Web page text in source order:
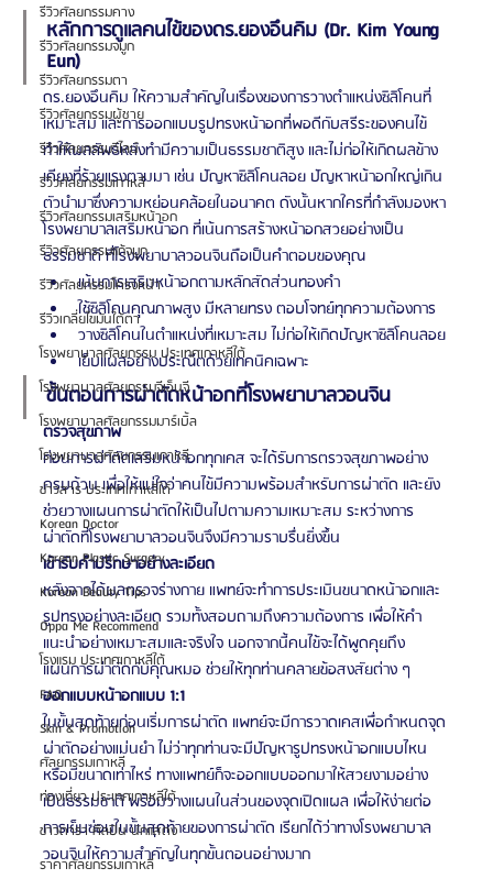
รีวิวศัลยกรรมคาง
รีวิวศัลยกรรมจมูก
รีวิวศัลยกรรมตา
รีวิวศัลยกรรมผู้ชาย
รีวิวศัลยกรรมวีไลน์
รีวิวศัลยกรรมเกาหลี
รีวิวศัลยกรรมเสริมหน้าอก
รีวิวศัลยกรรมแก้จมูก
รีวิวศัลยกรรมโครงหน้า
รีวิวเกลี่ยไขมันใต้ตา
โรงพยาบาลศัลยกรรม ประเทศเกาหลีใต้
โรงพยาบาลศัลยกรรมจีเอ็นจี
โรงพยาบาลศัลยกรรมมาร์เบิ้ล
โรงพยาบาลศัลยกรรมเกาหลี
ข่าวสาร ประเทศเกาหลีใต้
Korean Doctor
Korean Plastic Surgery
Korean Beauty Tips
Oppa Me Recommend
โรงแรม ประเทศเกาหลีใต้
FAQ
Skin & Promotion
ศัลยกรรมเกาหลี
ท่องเที่ยว ประเทศเกาหลีใต้
ข่าวดารา ศิลปิน นักแสดง
ราคาศัลยกรรมเกาหลี
หลักการดูแลคนไข้ของดร.ยองอึนคิม (Dr. Kim Young
Eun)
ดร.ยองอึนคิม ให้ความสำคัญในเรื่องของการวางตำแหน่งซิลิโคนที่
เหมาะสม และการออกแบบรูปทรงหน้าอกที่พอดีกับสรีระของคนไข้
ทำให้ผลลัพธ์หลังทำมีความเป็นธรรมชาติสูง และไม่ก่อให้เกิดผลข้าง
เคียงที่ร้ายแรงตามมา เช่น ปัญหาซิลิโคนลอย ปัญหาหน้าอกใหญ่เกิน
ตัวนำมาซึ่งความหย่อนคล้อยในอนาคต ดังนั้นหากใครที่กำลังมองหา
โรงพยาบาลเสริมหน้าอก ที่เน้นการสร้างหน้าอกสวยอย่างเป็น
ธรรมชาติ ที่โรงพยาบาลวอนจินถือเป็นคำตอบของคุณ
เน้นการเสริมหน้าอกตามหลักสัดส่วนทองคำ
ใช้ซิลิโคนคุณภาพสูง มีหลายทรง ตอบโจทย์ทุกความต้องการ
วางซิลิโคนในตำแหน่งที่เหมาะสม ไม่ก่อให้เกิดปัญหาซิลิโคนลอย
เย็บแผลอย่างประณีตด้วยเทคนิคเฉพาะ
ขั้นตอนการผ่าตัดหน้าอกที่โรงพยาบาลวอนจิน
ตรวจสุขภาพ
ก่อนการผ่าตัดเสริมหน้าอกทุกเคส จะได้รับการตรวจสุขภาพอย่าง
ครบถ้วน เพื่อให้แน่ใจว่าคนไข้มีความพร้อมสำหรับการผ่าตัด และยัง
ช่วยวางแผนการผ่าตัดให้เป็นไปตามความเหมาะสม ระหว่างการ
ผ่าตัดที่โรงพยาบาลวอนจินจึงมีความราบรื่นยิ่งขึ้น
เข้ารับคำปรึกษาอย่างละเอียด
หลังจากได้ผลตรวจร่างกาย แพทย์จะทำการประเมินขนาดหน้าอกและ
รูปทรงอย่างละเอียด รวมทั้งสอบถามถึงความต้องการ เพื่อให้คำ
แนะนำอย่างเหมาะสมและจริงใจ นอกจากนี้คนไข้จะได้พูดคุยถึง
แผนการผ่าตัดกับคุณหมอ ช่วยให้ทุกท่านคลายข้อสงสัยต่าง ๆ
ออกแบบหน้าอกแบบ 1:1
ในขั้นสุดท้ายก่อนเริ่มการผ่าตัด แพทย์จะมีการวาดเคสเพื่อกำหนดจุด
ผ่าตัดอย่างแม่นยำ ไม่ว่าทุกท่านจะมีปัญหารูปทรงหน้าอกแบบไหน
หรือมีขนาดเท่าไหร่ ทางแพทย์ก็จะออกแบบออกมาให้สวยงามอย่าง
เป็นธรรมชาติ พร้อมวางแผนในส่วนของจุดเปิดแผล เพื่อให้ง่ายต่อ
การเย็บซ่อนในขั้นสุดท้ายของการผ่าตัด เรียกได้ว่าทางโรงพยาบาล
วอนจินให้ความสำคัญในทุกขั้นตอนอย่างมาก